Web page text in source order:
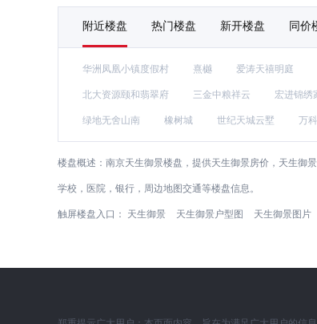
附近楼盘 热门楼盘 新开楼盘 同价
华洲凤凰小镇度假村 熹樾 爱涛天禧明庭
北大资源颐和翡翠府 三金中粮祥云 宏进锦绣
绿地无舍山南 橡树城 世纪天城云墅 万
楼盘概述： 南京天生御景楼盘，提供天生御景房价，天生御
学校，医院，银行，周边地图交通等楼盘信息。
触屏楼盘入口： 天生御景 天生御景户型图 天生御景图片